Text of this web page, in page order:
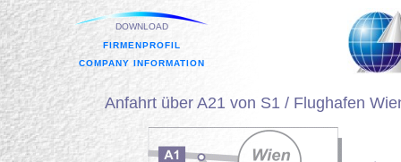
DOWNLOAD
FIRMENPROFIL
COMPANY INFORMATION
Anfahrt über A21 von S1 / Flughafen